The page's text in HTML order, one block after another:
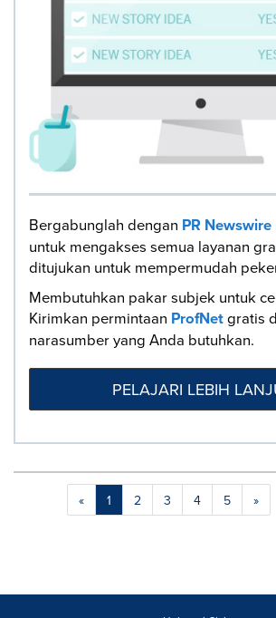
Bergabunglah dengan PR
untuk mengakses semua layanan
ditujukan untuk mempermudah
Membutuhkan pakar subjek untuk
Kirimkan permintaan ProfNetgratis
narasumber yang Anda butuhkan.
PELAJARI LEBIH
« 1 2 3 4 5 »